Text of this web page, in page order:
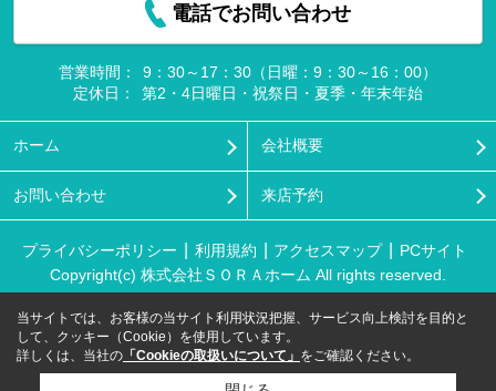
電話でお問い合わせ
営業時間：
9：30～17：30（日曜：9：30～16：00）
定休日：
第2・4日曜日・祝祭日・夏季・年末年始
ホーム 会社概要
お問い合わせ 来店予約
プライバシーポリシー 利用規約 アクセスマップ
PCサイト
Copyright(c) 株式会社ＳＯＲＡホーム All rights reserved.
当サイトでは、お客様の当サイト利用状況把握、サービス向上検討を目的と
して、クッキー（Cookie）を使用しています。
詳しくは、当社の 「Cookieの取扱いについて」 をご確認ください。